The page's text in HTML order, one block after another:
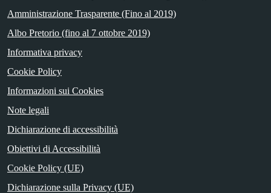
Amministrazione Trasparente (Fino al 2019)
Albo Pretorio (fino al 7 ottobre 2019)
Informativa privacy
Cookie Policy
Informazioni sui Cookies
Note legali
Dichiarazione di accessibilità
Obiettivi di Accessibilità
Cookie Policy (UE)
Dichiarazione sulla Privacy (UE)